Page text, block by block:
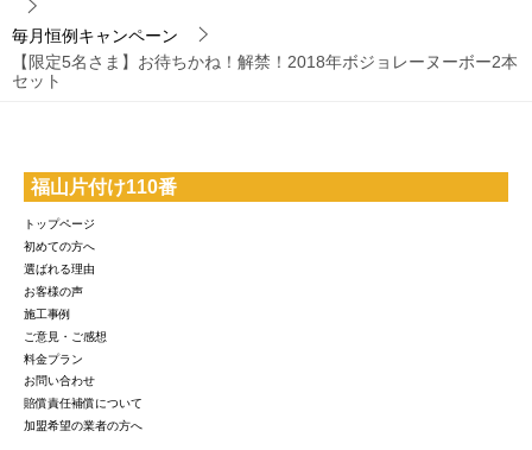
毎月恒例キャンペーン
【限定5名さま】お待ちかね！解禁！2018年ボジョレーヌーボー2本
セット
福山片付け110番
トップページ
初めての方へ
選ばれる理由
お客様の声
施工事例
ご意見・ご感想
料金プラン
お問い合わせ
賠償責任補償について
加盟希望の業者の方へ